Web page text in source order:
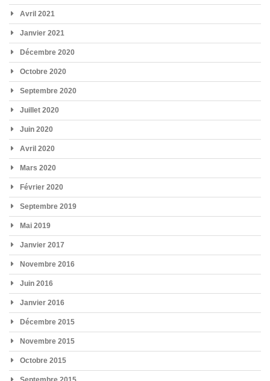
Avril 2021
Janvier 2021
Décembre 2020
Octobre 2020
Septembre 2020
Juillet 2020
Juin 2020
Avril 2020
Mars 2020
Février 2020
Septembre 2019
Mai 2019
Janvier 2017
Novembre 2016
Juin 2016
Janvier 2016
Décembre 2015
Novembre 2015
Octobre 2015